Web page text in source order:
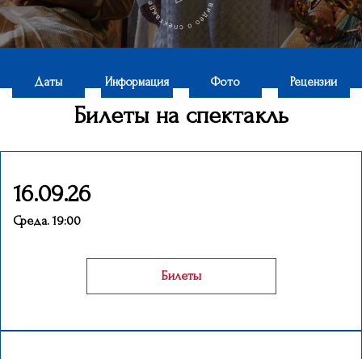
Даты Информация Фото Рецензии
Билеты на спектакль
16.09.26
Среда. 19:00
Билеты